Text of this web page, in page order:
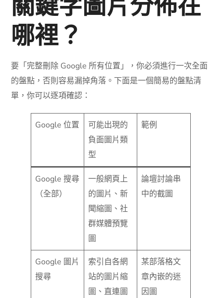
哪裡？
要「完整刪除 Google 所有位置」，你必須進行一次全面
的盤點，否則容易漏掉角落。下面是一個簡易的盤點清
單，你可以逐項確認：
Google 位置
可能出現的
負面圖片類
型
範例
Google 搜尋
（全部）
一般網頁上
的圖片、新
聞縮圖、社
群媒體預覽
圖
論壇討論串
中的截圖
Google 圖片
搜尋
索引自各網
站的圖片縮
圖、直連圖
某部落格文
章內嵌的迷
因圖